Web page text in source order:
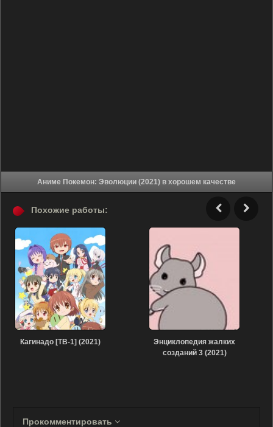
Аниме Покемон: Эволюции (2021) в хорошем качестве
Похожие работы:
Кагинадо [ТВ-1] (2021)
Энциклопедия жалких
созданий 3 (2021)
Прокомментировать